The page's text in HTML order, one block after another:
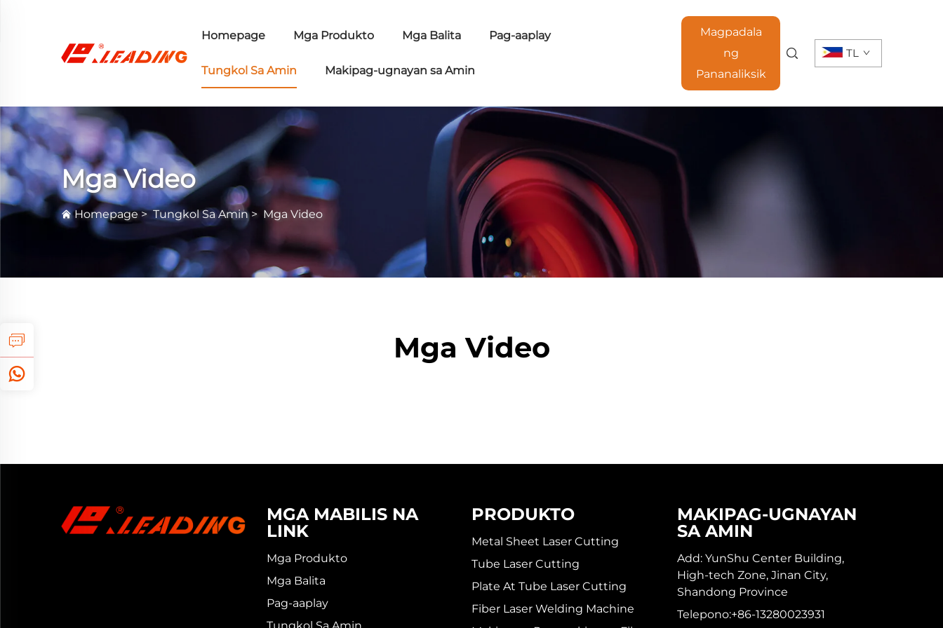
Homepage Mga Produkto Mga Balita Pag-aaplay
Tungkol Sa Amin Makipag-ugnayan sa Amin
Magpadala
ng
Pananaliksik
TL
Mga Video
Homepage>Tungkol Sa Amin> Mga Video
Mga Video
MGA MABILIS NA
LINK
Mga Produkto
Mga Balita
Pag-aaplay
Tungkol Sa Amin
PRODUKTO
Metal Sheet Laser Cutting
Tube Laser Cutting
Plate At Tube Laser Cutting
Fiber Laser Welding Machine
MAKIPAG-UGNAYAN
SA AMIN
Add: YunShu Center Building,
High-tech Zone, Jinan City,
Shandong Province
Telepono:+86-13280023931